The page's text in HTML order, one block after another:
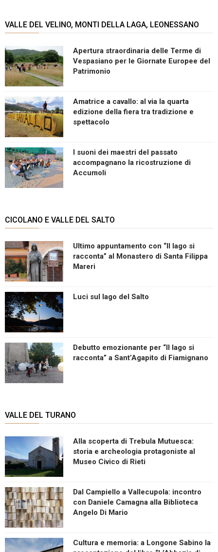
VALLE DEL VELINO, MONTI DELLA LAGA, LEONESSANO
Apertura straordinaria delle Terme di
Vespasiano per le Giornate Europee del
Patrimonio
Amatrice a cavallo: al via la quarta
edizione della fiera tra tradizione e
spettacolo
I suoni dei maestri del passato
accompagnano la ricostruzione di
Accumoli
CICOLANO E VALLE DEL SALTO
Ultimo appuntamento con “Il lago si
racconta” al Monastero di Santa Filippa
Mareri
Luci sul lago del Salto
Debutto emozionante per “Il lago si
racconta” a Sant’Agapito di Fiamignano
VALLE DEL TURANO
Alla scoperta di Trebula Mutuesca:
storia e archeologia protagoniste al
Museo Civico di Rieti
Dal Campiello a Vallecupola: incontro
con Daniele Camagna alla Biblioteca
Angelo Di Mario
Cultura e memoria: a Longone Sabino la